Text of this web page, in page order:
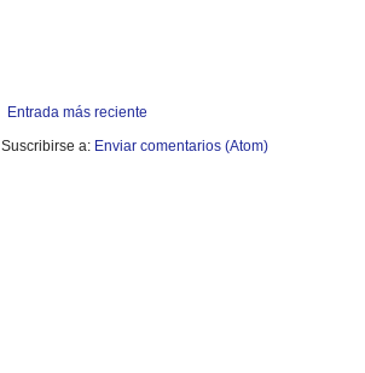
Entrada más reciente
Suscribirse a: Enviar comentarios (Atom)